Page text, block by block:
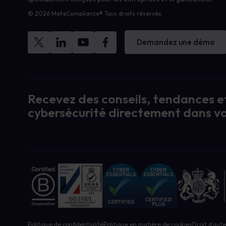
© 2026 MetaCompliance® Tous droits réservés.
Demandez une démo
Recevez des conseils, tendances
cybersécurité directement dans
Politique de confidentialitéPolitique en matière de cookiesDroit